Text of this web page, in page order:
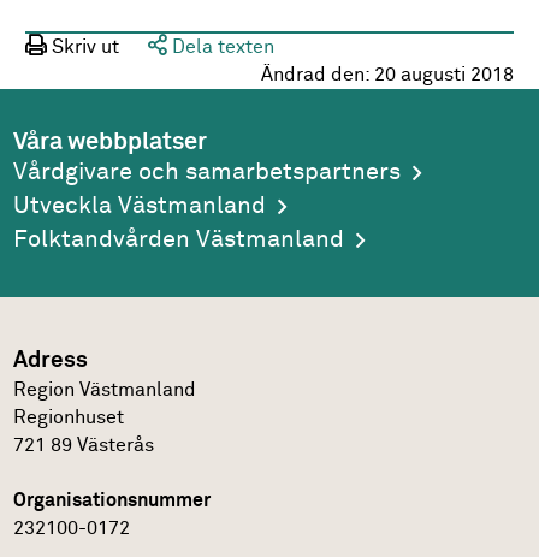
Skriv ut
Dela texten
Ändrad den: 20 augusti 2018
Våra webbplatser
Vårdgivare och samarbetspartners
Utveckla Västmanland
Folktandvården Västmanland
Adress
Region Västmanland
Regionhuset
721 89 Västerås
Organisationsnummer
232100-0172